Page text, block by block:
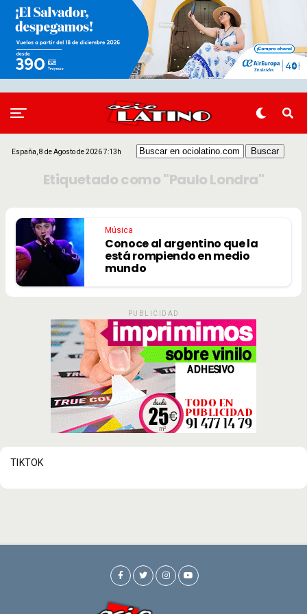
España, 8 de Agosto de 2026 7:13h
Etiquetado como "Paulo Londra"
Música
Conoce al argentino que la
está rompiendo en medio
mundo
PUBLICIDAD
TIKTOK